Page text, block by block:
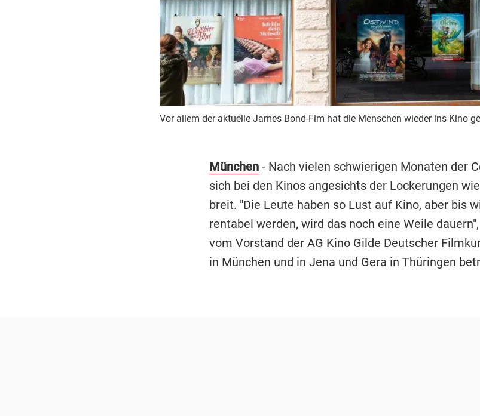
Vor allem der aktuelle James Bond-Fim hat die Menschen wieder ins Kino
München- Nach vielen schwierigen Monaten der
sich bei den Kinos angesichts der Lockerungen
breit. "Die Leute haben so Lust auf Kino, aber bis
rentabel werden, wird das noch eine Weile
vom Vorstand der AG Kino Gilde Deutscher
in München und in Jena und Gera in Thüringen